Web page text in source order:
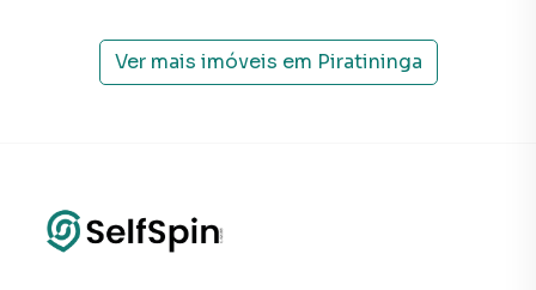
Ver mais imóveis em Piratininga